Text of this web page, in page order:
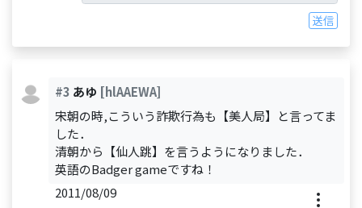
送信
#3 あゆ [hlAAEWA]
宋朝の時,こういう詐欺行為も【美人局】と言ってま
した．
清朝から【仙人跳】を言うようになりました．
英語のBadger gameですね！
2011/08/09